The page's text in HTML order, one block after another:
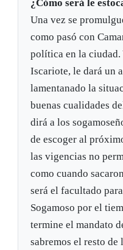
¿Cómo será le
Una vez se
como pasó con
política en la ciudad.
Iscariote, le dará un
lamentanado la
buenas cualidades
dirá a los
de escoger al
las vigencias no
como cuando
será el facultado
Sogamoso por el
termine el mandato
sabremos el resto